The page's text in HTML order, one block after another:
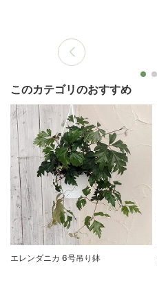
このカテゴリのおすすめ
エレンダニカ 6号吊り鉢